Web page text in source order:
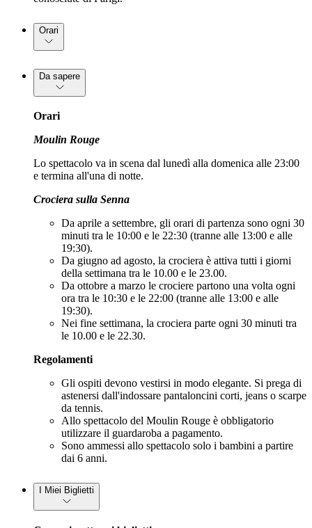
Orari
Da sapere
Orari
Moulin Rouge
Lo spettacolo va in scena dal lunedì alla domenica alle 23:00
e termina all'una di notte.
Crociera sulla Senna
Da aprile a settembre, gli orari di partenza sono ogni 30
minuti tra le 10:00 e le 22:30 (tranne alle 13:00 e alle
19:30).
Da giugno ad agosto, la crociera è attiva tutti i giorni
della settimana tra le 10.00 e le 23.00.
Da ottobre a marzo le crociere partono una volta ogni
ora tra le 10:30 e le 22:00 (tranne alle 13:00 e alle
19:30).
Nei fine settimana, la crociera parte ogni 30 minuti tra
le 10.00 e le 22.30.
Regolamenti
Gli ospiti devono vestirsi in modo elegante. Si prega di
astenersi dall'indossare pantaloncini corti, jeans o scarpe
da tennis.
Allo spettacolo del Moulin Rouge è obbligatorio
utilizzare il guardaroba a pagamento.
Sono ammessi allo spettacolo solo i bambini a partire
dai 6 anni.
I Miei Biglietti